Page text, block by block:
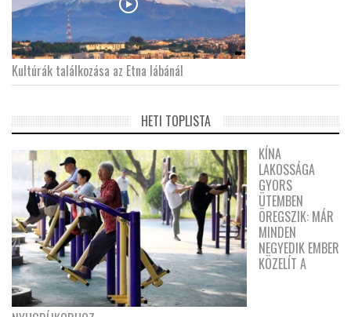
Kultúrák találkozása az Etna lábánál
HETI TOPLISTA
KÍNA
LAKOSSÁGA
GYORS
ÜTEMBEN
ÖREGSZIK: MÁR
MINDEN
NEGYEDIK EMBER
KÖZELÍT A